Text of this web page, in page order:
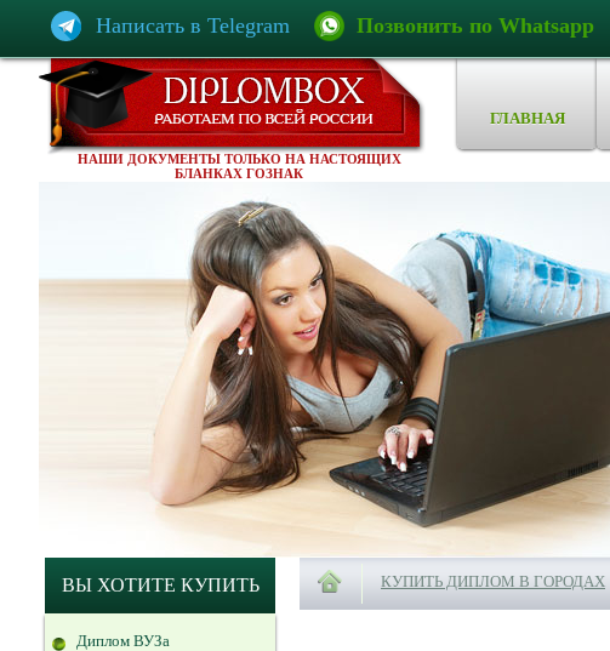
Написать в Telegram Позвонить по Whatsapp
НАШИ ДОКУМЕНТЫ ТОЛЬКО НА НАСТОЯЩИХ
БЛАНКАХ ГОЗНАК
ГЛАВНАЯ
ВЫ ХОТИТЕ КУПИТЬ
Диплом ВУЗа
КУПИТЬ ДИПЛОМ В ГОРОДАХ